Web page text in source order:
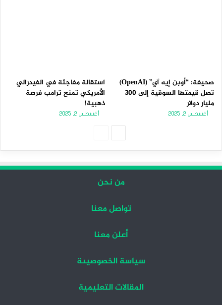
صحيفة: “أوبن إيه آي” (OpenAI)
تصل قيمتها السوقية إلى 300
مليار دولار
أغسطس 2, 2025
استقالة مفاجئة في الفيدرالي
الأمريكي تمنح ترامب فرصة
ذهبية!
أغسطس 2, 2025
من نحن
تواصل معنا
أعلن معنا
سياسة الخصوصيىة
المقالات التعليمية